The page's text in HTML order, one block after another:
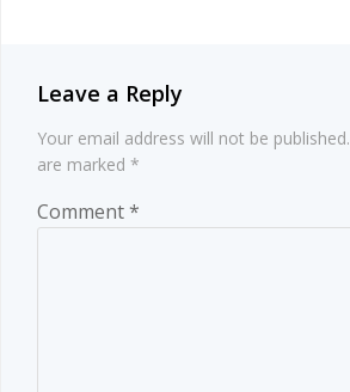
Leave a Reply
Your email address will not be published.
are marked *
Comment*